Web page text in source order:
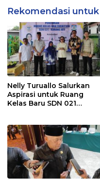
Rekomendasi
Nelly Turuallo Salurkan
Aspirasi untuk Ruang
Kelas Baru SDN 021